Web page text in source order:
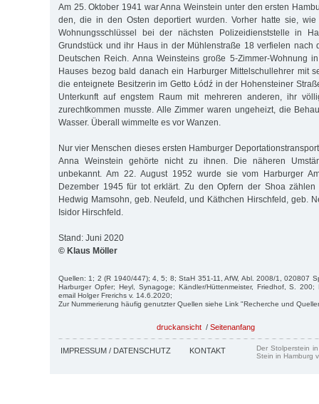
Am 25. Oktober 1941 war Anna Weinstein unter den ersten
den, die in den Osten deportiert wurden. Vorher hatte sie, wie
Wohnungsschlüssel bei der nächsten Polizeidienststelle in
Grundstück und ihr Haus in der Mühlenstraße 18 verfielen nach
Deutschen Reich. Anna Weinsteins große 5-Zimmer-Wohnung
Hauses bezog bald danach ein Harburger Mittelschullehrer mit
die enteignete Besitzerin im Getto Łódź in der Hohensteiner
Unterkunft auf engstem Raum mit mehreren anderen, ihr
zurechtkommen musste. Alle Zimmer waren ungeheizt, die
Wasser. Überall wimmelte es vor Wanzen.
Nur vier Menschen dieses ersten Hamburger
Anna Weinstein gehörte nicht zu ihnen. Die näheren
unbekannt. Am 22. August 1952 wurde sie vom Harburger
Dezember 1945 für tot erklärt. Zu den Opfern der Shoa zählen
Hedwig Mamsohn, geb. Neufeld, und Käthchen Hirschfeld, geb.
Isidor Hirschfeld.
Stand: Juni 2020
© Klaus Möller
Quellen: 1; 2 (R 1940/447); 4, 5; 8; StaH 351-11, AfW, Abl. 2008/1, 020807
Harburger Opfer; Heyl, Synagoge; Kändler/Hüttenmeister, Friedhof, S. 200;
email Holger Frerichs v. 14.6.2020;
Zur Nummerierung häufig genutzter Quellen siehe Link "Recherche und
druckansicht / Seitenanfang
IMPRESSUM / DATENSCHUTZ KONTAKT
Der Stolperstein
Stein in Hamburg